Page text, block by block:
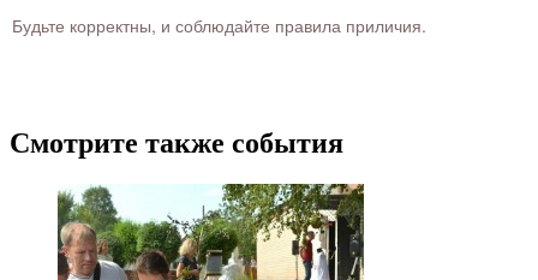
Будьте корректны, и соблюдайте правила приличия.
Смотрите также события